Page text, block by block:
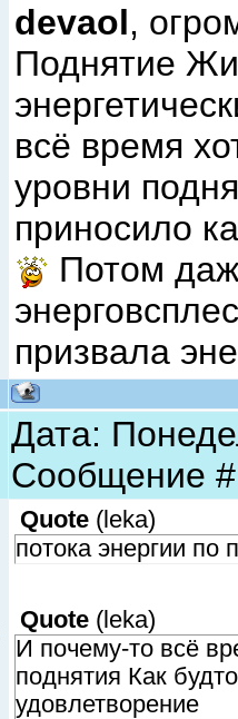
devaol,
Поднятие
всё время
уровни
приносило
Потом
призвала
Дата:
Сообщение
Quote (leka)
потока энергии по
Quote (leka)
И почему-то всё
поднятия Как
удовлетворение